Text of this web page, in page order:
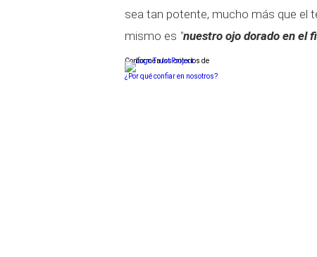
sea tan potente, mucho más que el
mismo es "nuestro ojo dorado en el
Conforme a los criterios de
¿Por qué confiar en nosotros?